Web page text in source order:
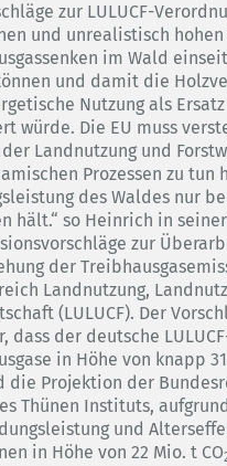
zur LULUCF-
und unrealistisch
im Wald
und damit die
Nutzung als
würde. Die EU muss
Landnutzung und
Prozessen zu tun
des Waldes nur
hält.“ so Heinrich in
zur
der
Landnutzung,
(LULUCF). Der
dass der deutsche
in Höhe von knapp
die Projektion der
Thünen Instituts,
und
in Höhe von 22 Mio. t CO